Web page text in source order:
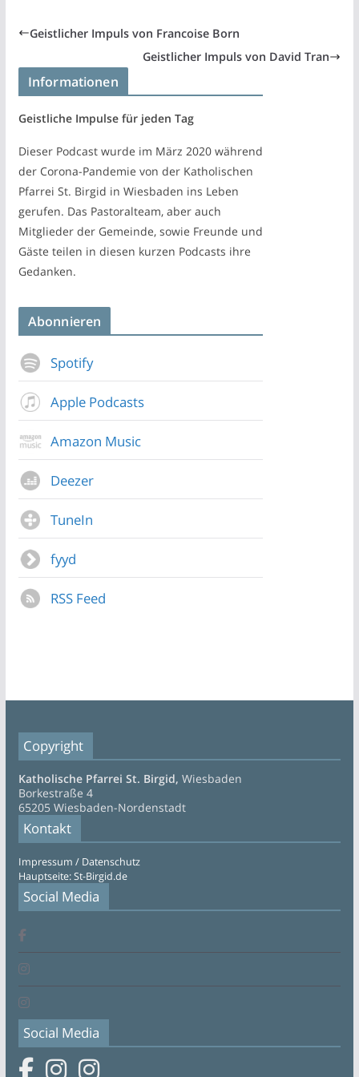
Geistlicher Impuls von Francoise Born
Geistlicher Impuls von David Tran
Informationen
Geistliche Impulse für jeden Tag
Dieser Podcast wurde im März 2020 während
der Corona-Pandemie von der Katholischen
Pfarrei St. Birgid in Wiesbaden ins Leben
gerufen. Das Pastoralteam, aber auch
Mitglieder der Gemeinde, sowie Freunde und
Gäste teilen in diesen kurzen Podcasts ihre
Gedanken.
Abonnieren
Spotify
Apple Podcasts
Amazon Music
Deezer
TuneIn
fyyd
RSS Feed
Copyright
Katholische Pfarrei St. Birgid, Wiesbaden
Borkestraße 4
65205 Wiesbaden-Nordenstadt
Kontakt
Impressum / Datenschutz
Hauptseite: St-Birgid.de
Social Media
Social Media